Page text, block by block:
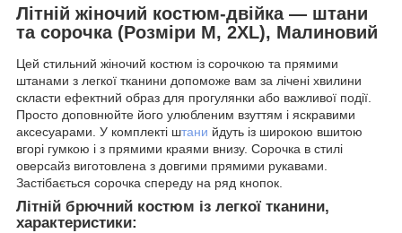
Літній жіночий костюм-двійка — штани
та сорочка (Розміри M, 2XL), Малиновий
Цей стильний жіночий костюм із сорочкою та прямими
штанами з легкої тканини допоможе вам за лічені хвилини
скласти ефектний образ для прогулянки або важливої події.
Просто доповнюйте його улюбленим взуттям і яскравими
аксесуарами. У комплекті штани йдуть із широкою вшитою
вгорі гумкою і з прямими краями внизу. Сорочка в стилі
оверсайз виготовлена з довгими прямими рукавами.
Застібається сорочка спереду на ряд кнопок.
Літній брючний костюм із легкої тканини,
характеристики: